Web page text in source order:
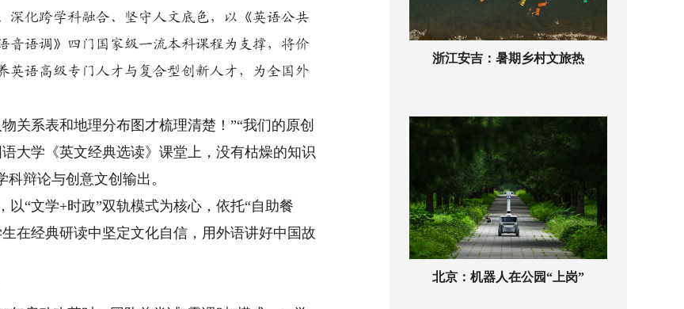
深化跨学科融合、坚守人文底色，以《英语公共
音语调》四门国家级一流本科课程为支撑，将价
英语高级专门人才与复合型创新人才，为全国外
系表和地理分布图才梳理清楚！”“我们的原创
大学《英文经典选读》课堂上，没有枯燥的知识
辩论与创意文创输出。
“文学+时政”双轨模式为核心，依托“自助餐
在经典研读中坚定文化自信，用外语讲好中国故
浙江安吉：暑期乡村文旅热
北京：机器人在公园“上岗”